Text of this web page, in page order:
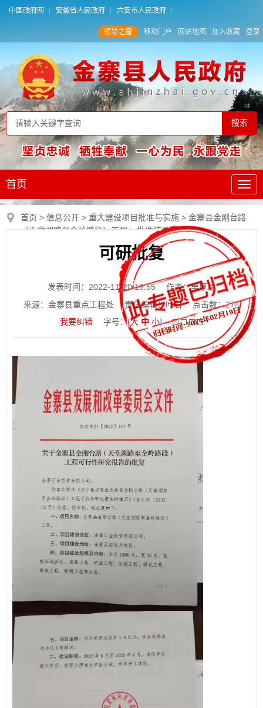
中国政府网 安徽省人民政府 六安市人民政府
领导之窗 移动门户 网站地图 加入收藏 登录
首页
首页 > 信息公开 > 重大建设项目批准与实施 > 金寨县金刚台路
（天堂湖路至金岭路段）工程 > 批准结果
可研批复
发表时间：2022-11-20 16:55
作者：吴厚琼
来源：金寨县重点工程处
责任编辑：叶君 点击数：274
我要纠错
字号：[大 中 小]